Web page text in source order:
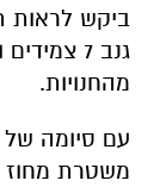
עם סיומה
משטרת מחוז
בגין גניבה,
בקשה למעצר